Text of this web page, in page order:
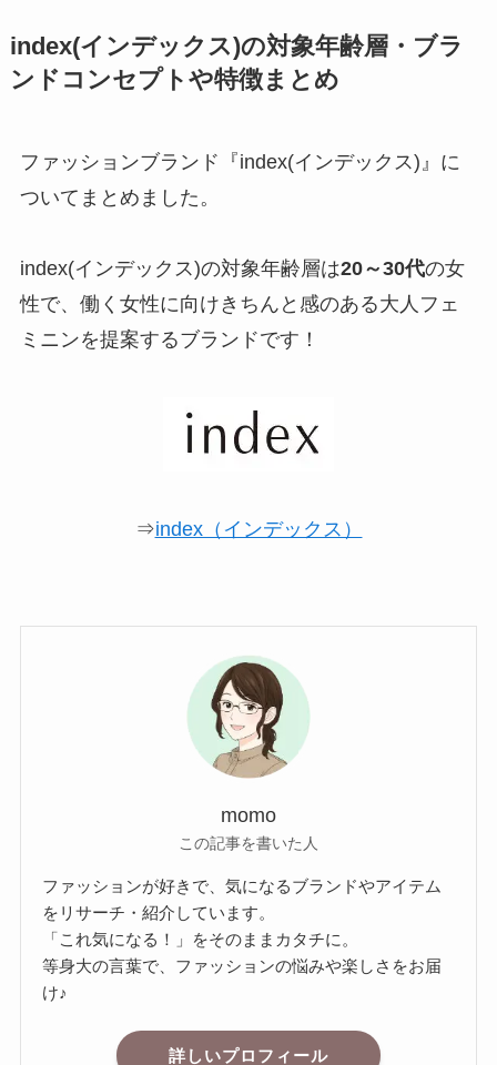
index(インデックス)の対象年齢層・ブラ
ンドコンセプトや特徴まとめ
ファッションブランド『index(インデックス)』に
ついてまとめました。
index(インデックス)の対象年齢層は20～30代の女
性で、働く女性に向けきちんと感のある大人フェ
ミニンを提案するブランドです！
⇒index（インデックス）
momo
この記事を書いた人
ファッションが好きで、気になるブランドやアイテム
をリサーチ・紹介しています。
「これ気になる！」をそのままカタチに。
等身大の言葉で、ファッションの悩みや楽しさをお届
け♪
詳しいプロフィール